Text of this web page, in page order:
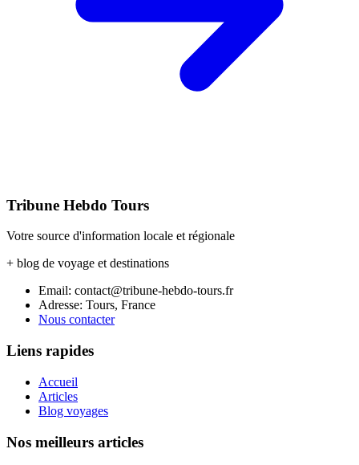
Tribune Hebdo Tours
Votre source d'information locale et régionale
+ blog de voyage et destinations
Email: contact@tribune-hebdo-tours.fr
Adresse: Tours, France
Nous contacter
Liens rapides
Accueil
Articles
Blog voyages
Nos meilleurs articles